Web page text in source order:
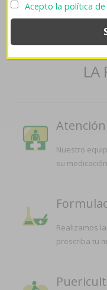
andorra/-> Comprar
SERVICIOS
LA
Nuestro
su
Realizamos
prescriba tu
Acepto la política